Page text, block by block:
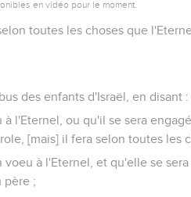
en vidéo pour le moment.
toutes les choses que
des enfants d'Israël, en disant
l'Eternel, ou qu'il se sera
[mais] il fera selon toutes les
à l'Eternel, et qu'elle se
père ;